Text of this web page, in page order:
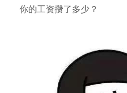
你的工资攒了多少？